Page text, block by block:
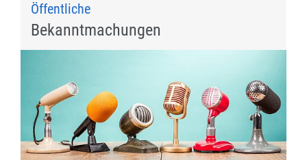
Öffentliche
Bekanntmachungen